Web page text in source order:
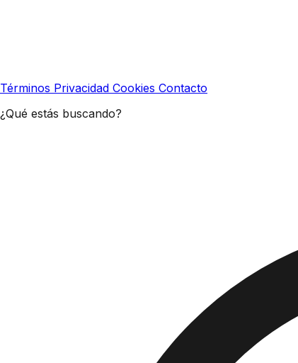
Términos Privacidad Cookies Contacto
¿Qué estás buscando?